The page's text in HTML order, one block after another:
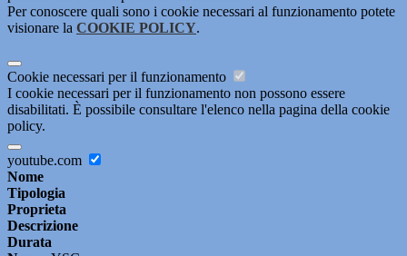
Per conoscere quali sono i cookie necessari al funzionamento potete
visionare la COOKIE POLICY.
Cookie necessari per il funzionamento
I cookie necessari per il funzionamento non possono essere
disabilitati. È possibile consultare l'elenco nella pagina della cookie
policy.
youtube.com
Nome
Tipologia
Proprieta
Descrizione
Durata